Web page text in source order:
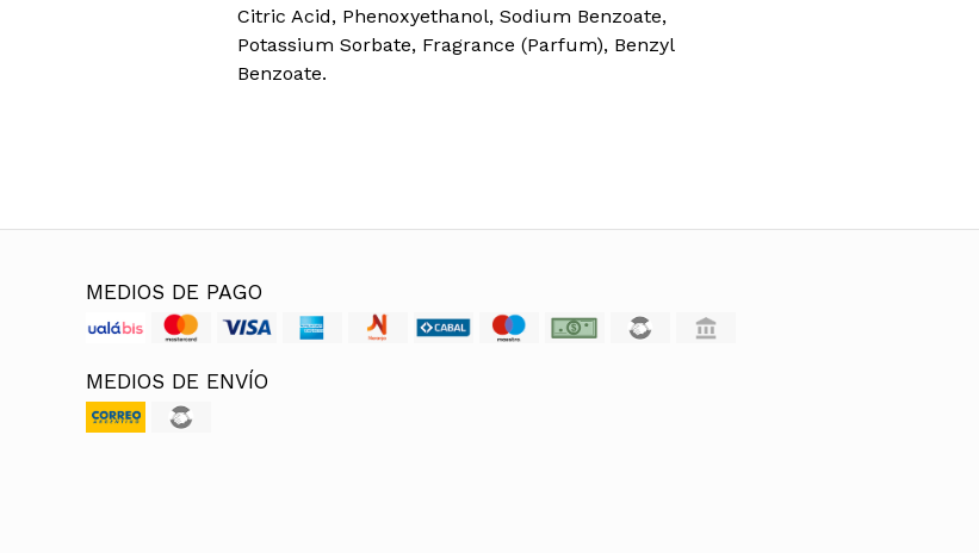
Citric Acid, Phenoxyethanol, Sodium Benzoate,
Potassium Sorbate, Fragrance (Parfum), Benzyl
Benzoate.
MEDIOS DE PAGO
MEDIOS DE ENVÍO